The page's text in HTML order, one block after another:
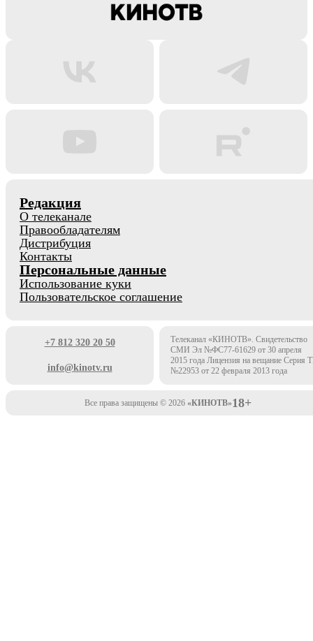
Редакция
О телеканале
Правообладателям
Дистрибуция
Контакты
Персональные данные
Использование куки
Пользовательское соглашение
+7 812 320 20 50
info@kinotv.ru
Телеканал «КИНОТВ». Свидетельство
СМИ Эл №ФС77-61629 от 30 апреля
2015 года Лицензия на вещание Серия
№22953 от 22 февраля 2013 года
Все права защищены © 2026 «КИНОТВ»18+